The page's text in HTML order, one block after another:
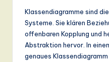
Klassendiagramme sind
Systeme. Sie klären
offenbaren Kopplung und
Abstraktion hervor. In
genaues